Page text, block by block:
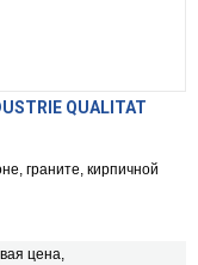
QUALITAT
граните, кирпичной
цена,